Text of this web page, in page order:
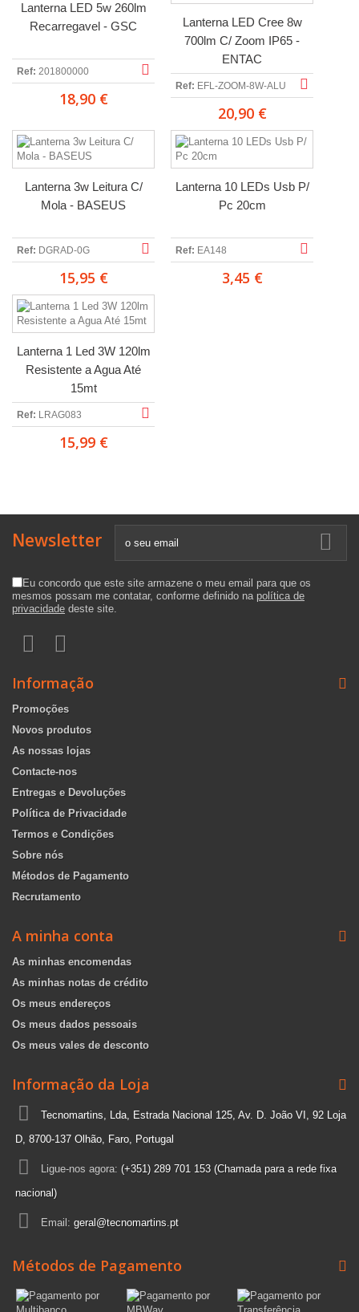
Lanterna LED 5w 260lm
Recarregavel - GSC
Ref: 201800000
18,90 €
Lanterna LED Cree 8w
700lm C/ Zoom IP65 -
ENTAC
Ref: EFL-ZOOM-8W-ALU
20,90 €
Lanterna 3w Leitura C/
Mola - BASEUS
Ref: DGRAD-0G
15,95 €
Lanterna 10 LEDs Usb P/
Pc 20cm
Ref: EA148
3,45 €
Lanterna 1 Led 3W 120lm
Resistente a Agua Até
15mt
Ref: LRAG083
15,99 €
Newsletter
Eu concordo que este site armazene o meu email para que os
mesmos possam me contatar, conforme definido na política de
privacidade deste site.
Informação
Promoções
Novos produtos
As nossas lojas
Contacte-nos
Entregas e Devoluções
Política de Privacidade
Termos e Condições
Sobre nós
Métodos de Pagamento
Recrutamento
A minha conta
As minhas encomendas
As minhas notas de crédito
Os meus endereços
Os meus dados pessoais
Os meus vales de desconto
Informação da Loja
Tecnomartins, Lda, Estrada Nacional 125, Av. D. João VI, 92 Loja
D, 8700-137 Olhão, Faro, Portugal
Ligue-nos agora: (+351) 289 701 153 (Chamada para a rede fixa
nacional)
Email: geral@tecnomartins.pt
Métodos de Pagamento